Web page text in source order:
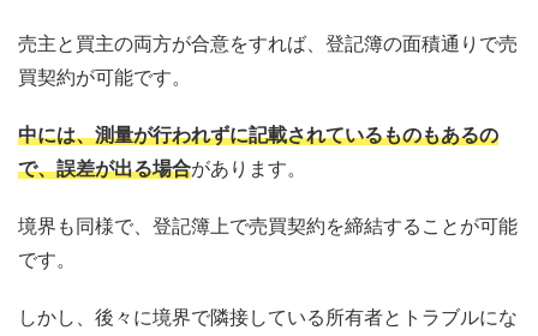
売主と買主の両方が合意をすれば、登記簿の面積通りで売
買契約が可能です。
中には、測量が行われずに記載されているものもあるの
で、誤差が出る場合があります。
境界も同様で、登記簿上で売買契約を締結することが可能
です。
しかし、後々に境界で隣接している所有者とトラブルにな